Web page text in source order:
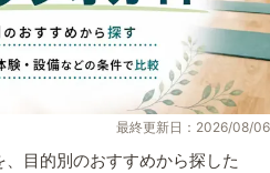
最終更新日：2026/08/06
目的別のおすすめから探した